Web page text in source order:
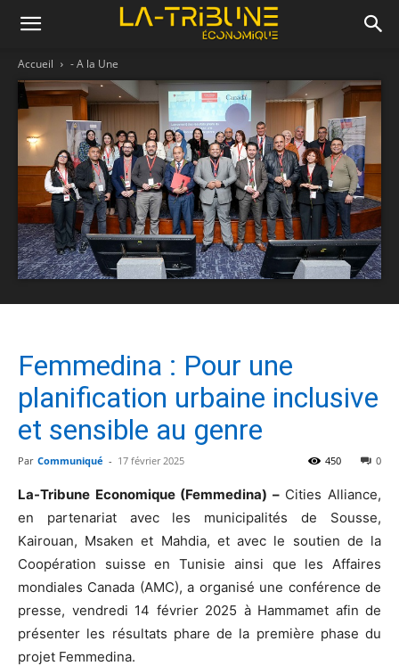
Accueil - A la Une
Femmedina : Pour une
planification urbaine inclusive
et sensible au genre
Par Communiqué - 17 février 2025 0
450
La-Tribune Economique (Femmedina) –Cities Alliance,
en partenariat avec les municipalités de Sousse,
Kairouan, Msaken et Mahdia, et avec le soutien de la
Coopération suisse en Tunisie ainsi que les Affaires
mondiales Canada (AMC), a organisé une conférence de
presse, vendredi 14 février 2025 à Hammamet afin de
présenter les résultats phare de la première phase du
projet Femmedina.